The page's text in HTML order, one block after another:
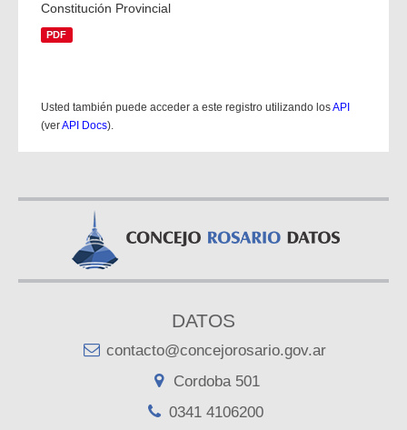
Constitución Provincial
PDF
Usted también puede acceder a este registro utilizando losAPI
(verAPI Docs).
DATOS
contacto@concejorosario.gov.ar
Cordoba 501
0341 4106200